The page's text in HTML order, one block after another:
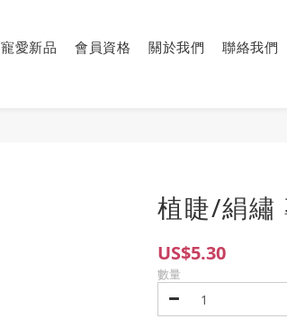
寵愛新品 會員資格 關於我們
聯絡我們
植睫/絹繡
US$5.30
數量